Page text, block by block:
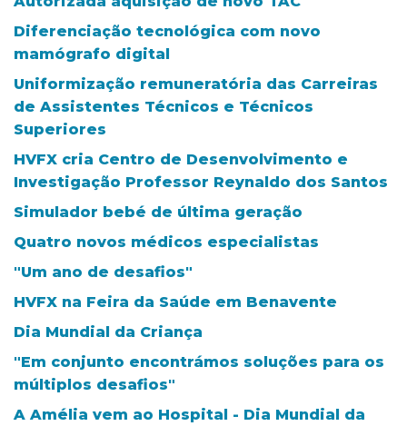
Diferenciação tecnológica com novo
mamógrafo digital
Uniformização remuneratória das Carreiras
de Assistentes Técnicos e Técnicos
Superiores
HVFX cria Centro de Desenvolvimento e
Investigação Professor Reynaldo dos Santos
Simulador bebé de última geração
Quatro novos médicos especialistas
"Um ano de desafios"
HVFX na Feira da Saúde em Benavente
Dia Mundial da Criança
"Em conjunto encontrámos soluções para os
múltiplos desafios"
A Amélia vem ao Hospital - Dia Mundial da